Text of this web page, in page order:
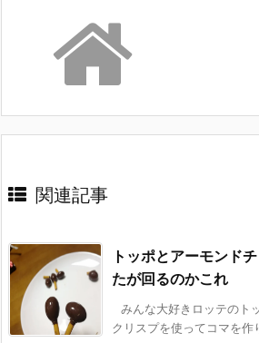
関連記事
トッポとアーモンド
たが回るのかこれ
みんな大好きロッテのト
クリスプを使ってコマを作